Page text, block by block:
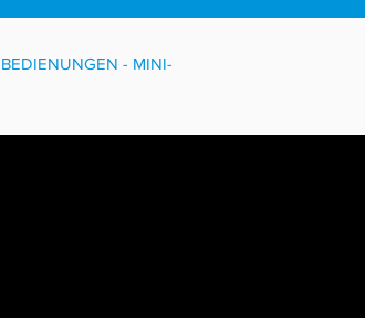
- MINI-